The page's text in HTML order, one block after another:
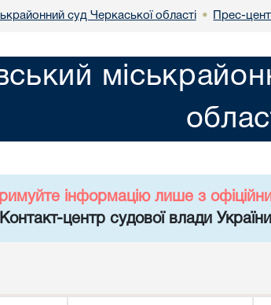
суд Черкаської області • Прес-
інформацію лише з
центр судової влади